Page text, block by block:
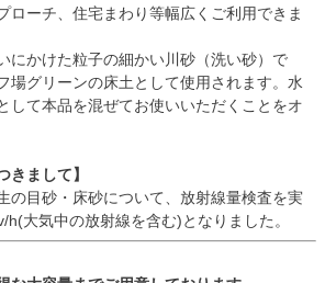
ローチ、住宅まわり等幅広くご利用できま
にかけた粒子の細かい川砂（洗い砂）で
場グリーンの床土として使用されます。水
して本品を混ぜてお使いいただくことをオ
きまして】
の目砂・床砂について、放射線量検査を実
大気中の放射線を含む)となりました。